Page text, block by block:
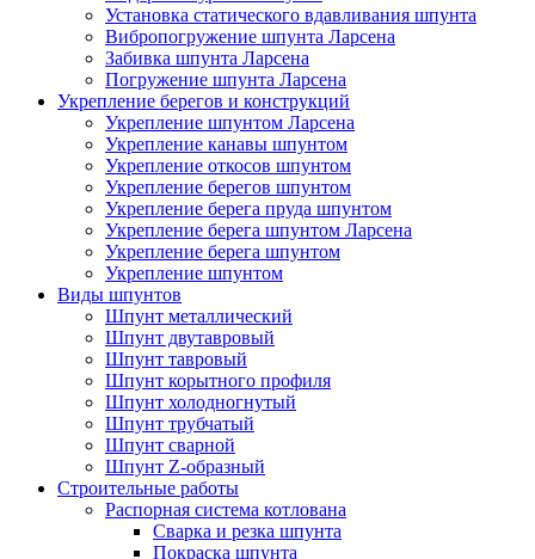
Установка статического вдавливания шпунта
Вибропогружение шпунта Ларсена
Забивка шпунта Ларсена
Погружение шпунта Ларсена
Укрепление берегов и конструкций
Укрепление шпунтом Ларсена
Укрепление канавы шпунтом
Укрепление откосов шпунтом
Укрепление берегов шпунтом
Укрепление берега пруда шпунтом
Укрепление берега шпунтом Ларсена
Укрепление берега шпунтом
Укрепление шпунтом
Виды шпунтов
Шпунт металлический
Шпунт двутавровый
Шпунт тавровый
Шпунт корытного профиля
Шпунт холодногнутый
Шпунт трубчатый
Шпунт сварной
Шпунт Z-образный
Строительные работы
Распорная система котлована
Сварка и резка шпунта
Покраска шпунта